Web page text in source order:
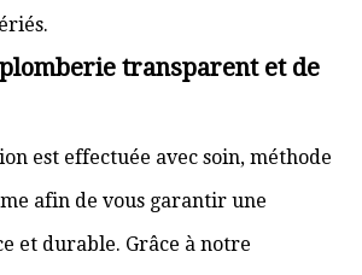
transparent et de
est effectuée avec soin, méthode
afin de vous garantir une
et durable. Grâce à notre